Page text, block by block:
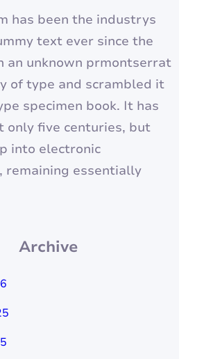
has been the industrys
text ever since the
an unknown prmontserrat
of type and scrambled it
specimen book. It has
only five centuries, but
into electronic
remaining essentially
Archive